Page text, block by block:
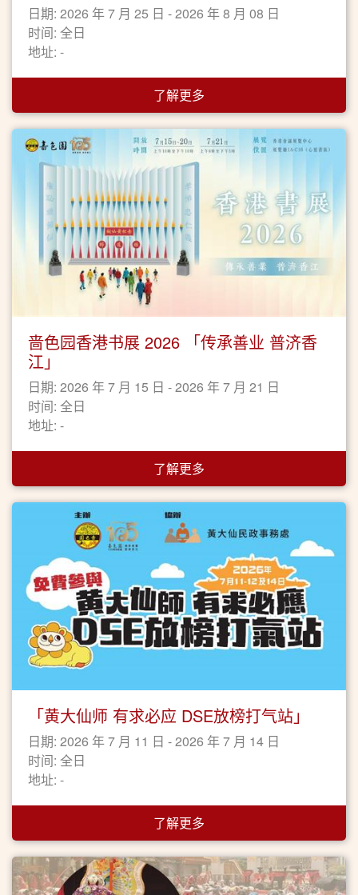
日期: 2026 年 7 月 25 日 - 2026 年 8 月 08 日
时间: 全日
地址: -
了解更多
啬色园香港书展 2026 「传承善业 普济香
江」
日期: 2026 年 7 月 15 日 - 2026 年 7 月 21 日
时间: 全日
地址: -
了解更多
「黄大仙师 有求必应 DSE放榜打气站」
日期: 2026 年 7 月 11 日 - 2026 年 7 月 14 日
时间: 全日
地址: -
了解更多